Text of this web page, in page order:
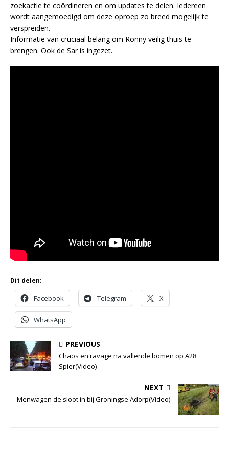
zoekactie te coördineren en om updates te delen. Iedereen
wordt aangemoedigd om deze oproep zo breed mogelijk te
verspreiden.
Informatie van cruciaal belang om Ronny veilig thuis te
brengen. Ook de Sar is ingezet.
Dit delen:
Facebook Telegram X
WhatsApp
PREVIOUS
Chaos en ravage na vallende bomen op A28
Spier(Video)
NEXT
Menwagen de sloot in bij Groningse Adorp(Video)